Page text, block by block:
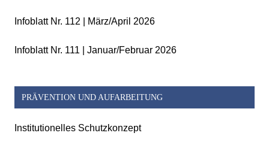
Infoblatt Nr. 112 | März/April 2026
Infoblatt Nr. 111 | Januar/Februar 2026
PRÄVENTION UND AUFARBEITUNG
Institutionelles Schutzkonzept